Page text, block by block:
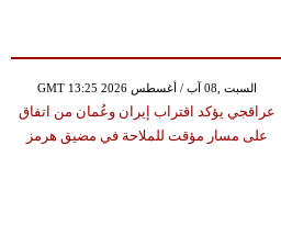
GMT 13:25 2026 السبت ,08 آب / أغسطس
عراقجي يؤكد اقتراب إيران وعُمان من اتفاق
على مسار مؤقت للملاحة في مضيق هرمز